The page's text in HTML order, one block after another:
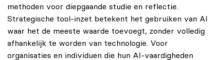
methoden voor diepgaande studie en reflectie.
Strategische tool-inzet betekent het gebruiken van AI
waar het de meeste waarde toevoegt, zonder volledig
afhankelijk te worden van technologie. Voor
organisaties en individuen die hun AI-vaardigheden